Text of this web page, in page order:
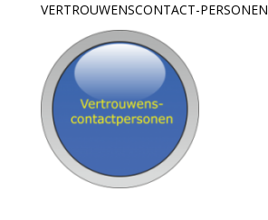
VERTROUWENSCONTACT-PERSONEN